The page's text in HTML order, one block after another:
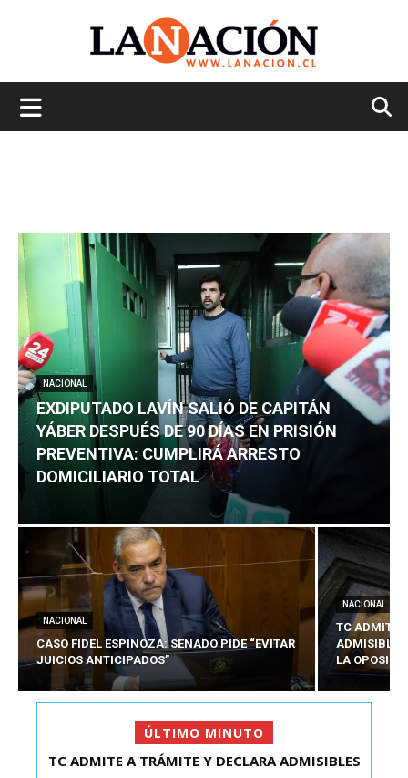
NACIONAL
EXDIPUTADO LAVÍN SALIÓ DE CAPITÁN
YÁBER DESPUÉS DE 90 DÍAS EN PRISIÓN
PREVENTIVA: CUMPLIRÁ ARRESTO
DOMICILIARIO TOTAL
NACIONAL
CASO FIDEL ESPINOZA: SENADO PIDE “EVITAR
JUICIOS ANTICIPADOS”
NACIONAL
TC ADMITE
ADMISIBLES
LA
ÚLTIMO MINUTO
EXDIPUTADO LAVÍN SALIÓ DE CAPITÁN YÁBER
TC ADMITE A TRÁMITE Y DECLARA ADMISIBLES